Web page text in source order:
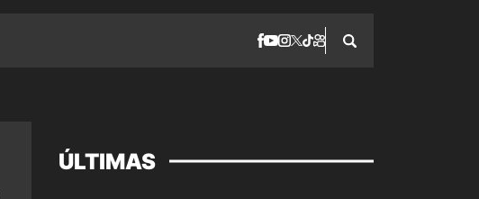
ÚLTIMAS